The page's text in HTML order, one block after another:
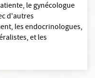
le gynécologue
d'autres
les endocrinologues,
et les